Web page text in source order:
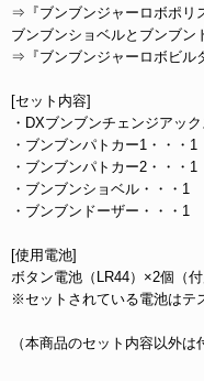
⇒『ブンブンジャーロボポリ
ブンブンショベルとブンブン
⇒『ブンブンジャーロボビル
[セット内容]
・DXブンブンチェンジアッ
・ブンブンパトカー1・・・1
・ブンブンパトカー2・・・1
・ブンブンショベル・・・1
・ブンブンドーザー・・・1
[使用電池]
ボタン電池（LR44）×2個（付
※セットされている電池はテ
（本商品のセット内容以外は